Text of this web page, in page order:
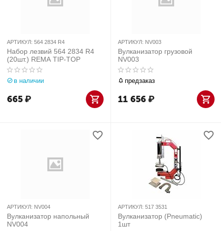
АРТИКУЛ: 564 2834 R4
Набор лезвий 564 2834 R4
(20шт.) REMA TIP-TOP
в наличии
665₽
АРТИКУЛ: NV003
Вулканизатор грузовой
NV003
предзаказ
11 656₽
АРТИКУЛ: NV004
Вулканизатор напольный
NV004
АРТИКУЛ: 517 3531
Вулканизатор (Pneumatic)
1шт